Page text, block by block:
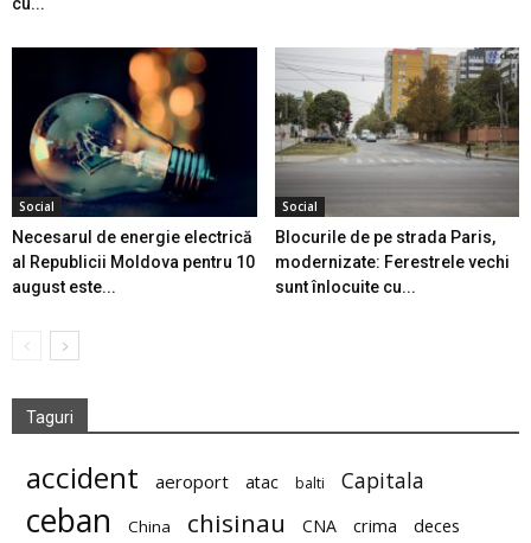
cu...
Social
Necesarul de energie electrică
al Republicii Moldova pentru 10
august este...
Social
Blocurile de pe strada Paris,
modernizate: Ferestrele vechi
sunt înlocuite cu...
Taguri
accident aeroport atac balti Capitala
ceban China chisinau CNA crima deces